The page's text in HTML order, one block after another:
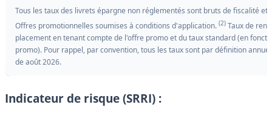
Tous les taux des livrets épargne non réglementés sont bruts de fiscalité
Offres promotionnelles soumises à conditions d'application. (2) Taux de
placement en tenant compte de l'offre promo et du taux standard (en
promo). Pour rappel, par convention, tous les taux sont par définition
de août 2026.
Indicateur de risque (SRRI) :